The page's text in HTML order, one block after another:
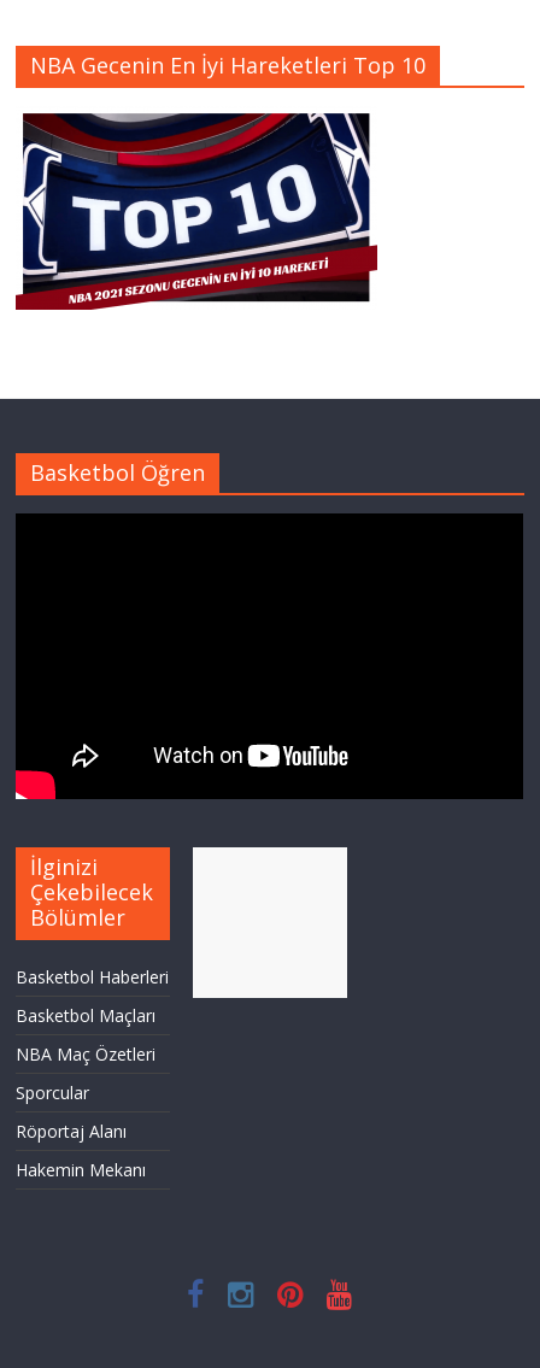
NBA Gecenin En İyi Hareketleri Top 10
Basketbol Öğren
İlginizi
Çekebilecek
Bölümler
Basketbol Haberleri
Basketbol Maçları
NBA Maç Özetleri
Sporcular
Röportaj Alanı
Hakemin Mekanı